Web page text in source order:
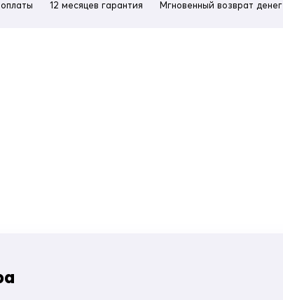
12 месяцев гарантия Мгновенный возврат денег